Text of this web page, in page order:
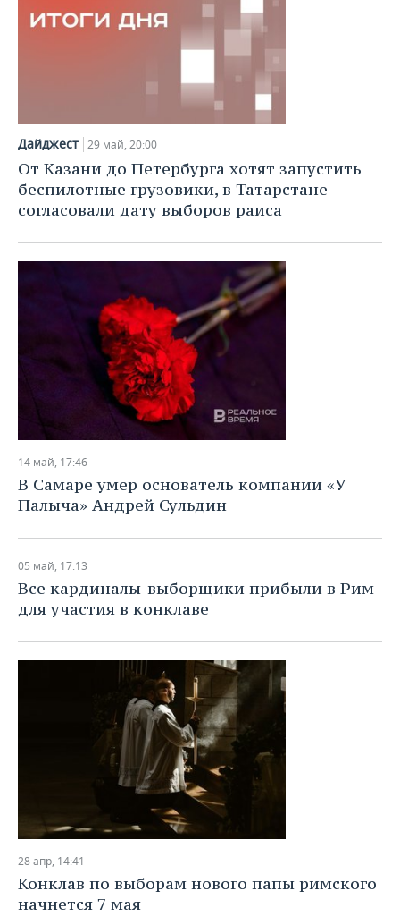
Дайджест 29 май, 20:00
От Казани до Петербурга хотят запустить
беспилотные грузовики, в Татарстане
согласовали дату выборов раиса
14 май, 17:46
В Самаре умер основатель компании «У
Палыча» Андрей Сульдин
05 май, 17:13
Все кардиналы-выборщики прибыли в Рим
для участия в конклаве
28 апр, 14:41
Конклав по выборам нового папы римского
начнется 7 мая